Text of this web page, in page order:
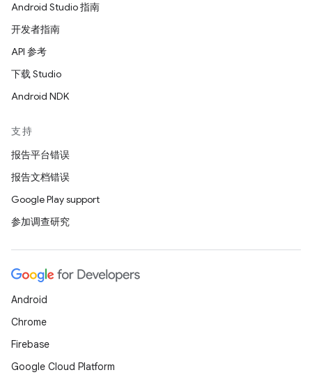
Android Studio 指南
开发者指南
API 参考
下载 Studio
Android NDK
支持
报告平台错误
报告文档错误
Google Play support
参加调查研究
Android
Chrome
Firebase
Google Cloud Platform